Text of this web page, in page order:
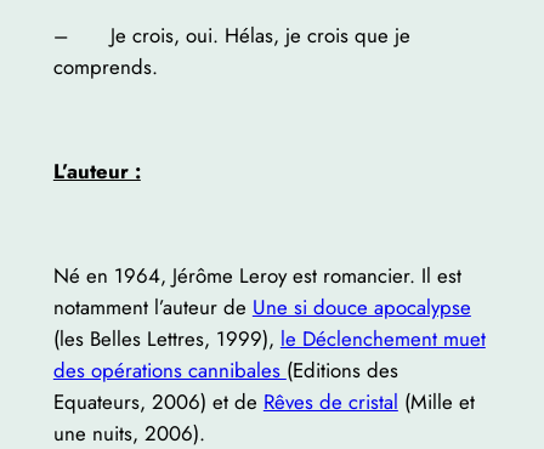
– Je crois, oui. Hélas, je crois que je
comprends.
L’auteur :
Né en 1964, Jérôme Leroy est romancier. Il est
notamment l’auteur de Une si douce apocalypse
(les Belles Lettres, 1999), le Déclenchement muet
des opérations cannibales (Editions des
Equateurs, 2006) et de Rêves de cristal (Mille et
une nuits, 2006).